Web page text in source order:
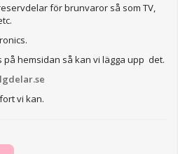
för brunvaror så som TV,
hemsidan så kan vi lägga upp det.
vi kan.